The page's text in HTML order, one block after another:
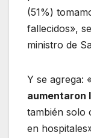
(51%)
fallecidos»,
ministro de
Y se agrega:
aumentaron
también solo
en